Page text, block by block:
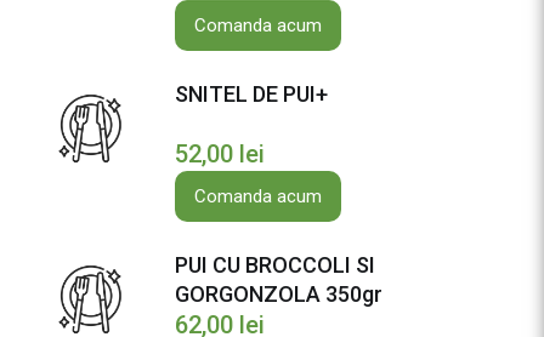
Comanda acum
SNITEL DE PUI+
52,00 lei
Comanda acum
PUI CU BROCCOLI SI
GORGONZOLA 350gr
62,00 lei